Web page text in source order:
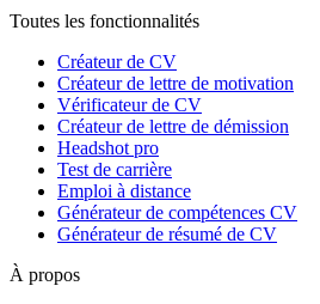
Toutes les fonctionnalités
Créateur de CV
Créateur de lettre de motivation
Vérificateur de CV
Créateur de lettre de démission
Headshot pro
Test de carrière
Emploi à distance
Générateur de compétences CV
Générateur de résumé de CV
À propos